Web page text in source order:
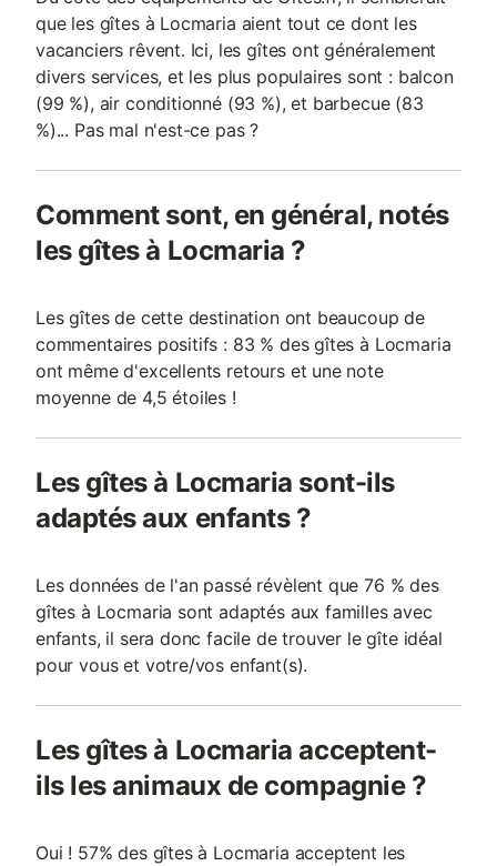
que les gîtes à Locmaria aient tout ce dont les
vacanciers rêvent. Ici, les gîtes ont généralement
divers services, et les plus populaires sont : balcon
(99 %), air conditionné (93 %), et barbecue (83
%)... Pas mal n'est-ce pas ?
Comment sont, en général, notés
les gîtes à Locmaria ?
Les gîtes de cette destination ont beaucoup de
commentaires positifs : 83 % des gîtes à Locmaria
ont même d'excellents retours et une note
moyenne de 4,5 étoiles !
Les gîtes à Locmaria sont-ils
adaptés aux enfants ?
Les données de l'an passé révèlent que 76 % des
gîtes à Locmaria sont adaptés aux familles avec
enfants, il sera donc facile de trouver le gîte idéal
pour vous et votre/vos enfant(s).
Les gîtes à Locmaria acceptent-
ils les animaux de compagnie ?
Oui ! 57% des gîtes à Locmaria acceptent les